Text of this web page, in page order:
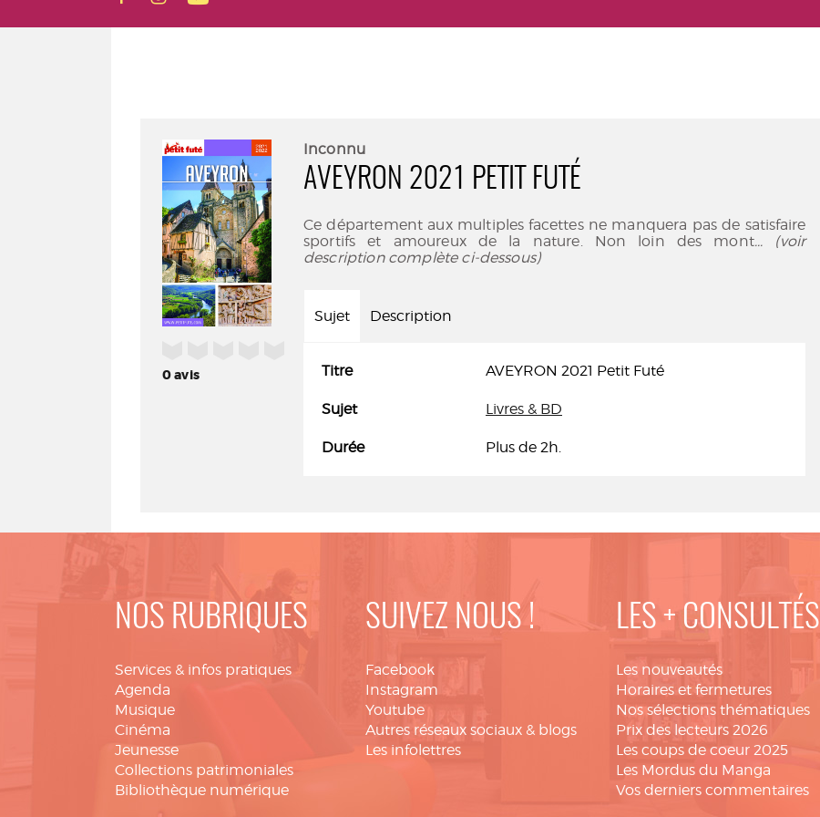
0avis
Inconnu
AVEYRON 2021 PETIT FUTÉ
Ce département aux multiples facettes ne manquera pas de satisfaire
sportifs et amoureux de la nature. Non loin des mont... (voir
description complète ci-dessous)
Sujet Description
Titre AVEYRON 2021 Petit Futé
Sujet Livres & BD
Durée Plus de 2h.
NOS RUBRIQUES
Services & infos pratiques
Agenda
Musique
Cinéma
Jeunesse
Collections patrimoniales
Bibliothèque numérique
SUIVEZ NOUS !
Facebook
Instagram
Youtube
Autres réseaux sociaux & blogs
Les infolettres
LES + CONSULTÉS
Les nouveautés
Horaires et fermetures
Nos sélections thématiques
Prix des lecteurs 2026
Les coups de coeur 2025
Les Mordus du Manga
Vos derniers commentaires